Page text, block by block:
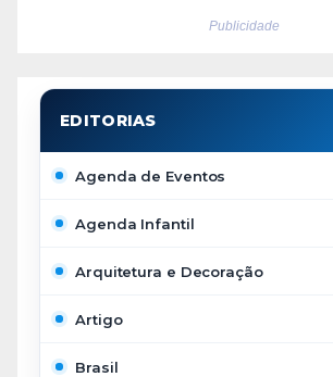
Publicidade
Agenda de Eventos
Agenda Infantil
Arquitetura e Decoração
Artigo
Brasil